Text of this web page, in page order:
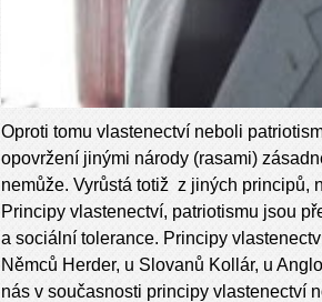
Oproti tomu vlastenectví neboli
opovržení jinými národy (rasami)
nemůže. Vyrůstá totiž z jiných principů,
Principy vlastenectví, patriotismu jsou
a sociální tolerance. Principy
Němců Herder, u Slovanů Kollár, u
nás v současnosti principy vlastenectví